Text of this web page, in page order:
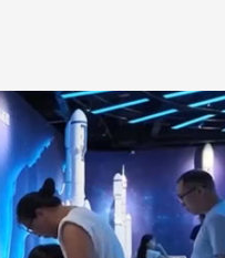
提高全民健康素养水
助力“健康中国2030”
略。央视网《全民健
康》，向所有人分享
知识！